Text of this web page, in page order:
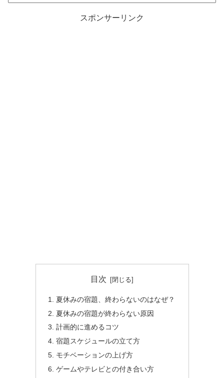
スポンサーリンク
目次
夏休みの宿題、終わらないのはなぜ？
夏休みの宿題が終わらない原因
計画的に進めるコツ
宿題スケジュールの立て方
モチベーションの上げ方
ゲームやテレビとの付き合い方